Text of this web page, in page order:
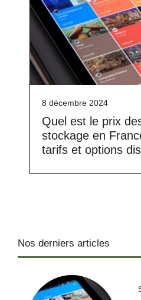
8 décembre 2024
Quel est le prix
stockage en
tarifs et options
Nos derniers articles